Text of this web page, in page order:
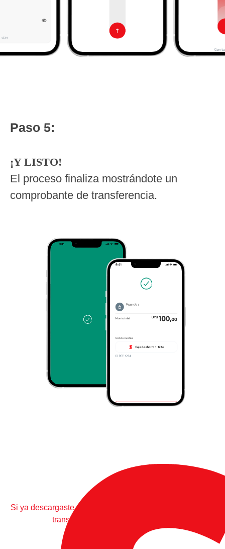
Paso 5:
¡Y LISTO!
El proceso finaliza mostrándote un
comprobante de transferencia.
Si ya descargaste tu App pero aún no tenés habilitado las
transferencias, seguí estos